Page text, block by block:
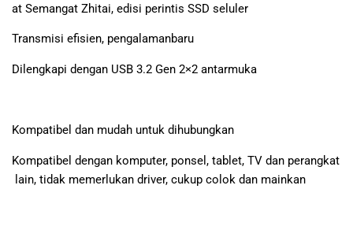
at Semangat Zhitai, edisi perintis SSD seluler
Transmisi efisien, pengalamanbaru
Dilengkapi dengan USB 3.2 Gen 2×2 antarmuka
Kompatibel dan mudah untuk dihubungkan
Kompatibel dengan komputer, ponsel, tablet, TV dan perangkat
lain, tidak memerlukan driver, cukup colok dan mainkan